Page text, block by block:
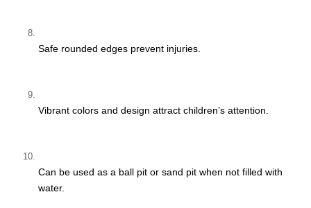
Safe rounded edges prevent injuries.
Vibrant colors and design attract children’s attention.
Can be used as a ball pit or sand pit when not filled with
water.by Md Mahabubul Alam on Apr 08, 2026